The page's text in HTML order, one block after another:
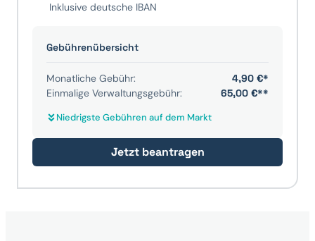
Inklusive deutsche IBAN
Gebührenübersicht
Monatliche Gebühr:
4,90 €*
Einmalige Verwaltungsgebühr:
65,00 €**
Niedrigste Gebühren auf dem Markt
Jetzt beantragen